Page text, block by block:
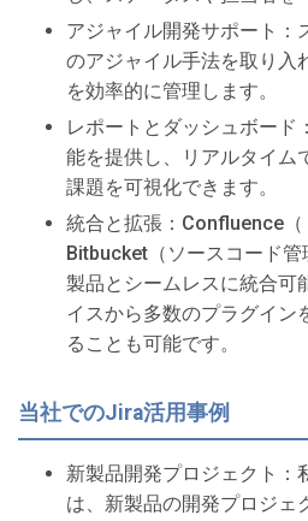
アジャイル開発サポート：
のアジャイル手法を取り入
を効率的に管理します。
レポートとダッシュボード
能を提供し、リアルタイム
課題を可視化できます。
統合と拡張：Confluence
Bitbucket（ソースコード
製品とシームレスに統合可
イスから多数のプラグイン
ることも可能です。
当社でのJira活用事例
新製品開発プロジェクト：
は、新製品の開発プロジェ